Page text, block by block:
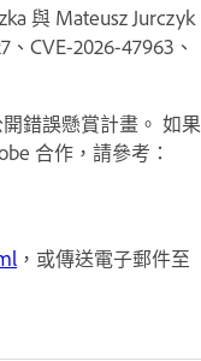
與 Mateusz Jurczyk
CVE-2026-47963、
錯誤懸賞計畫。 如果
合作，請參考：
，或傳送電子郵件至